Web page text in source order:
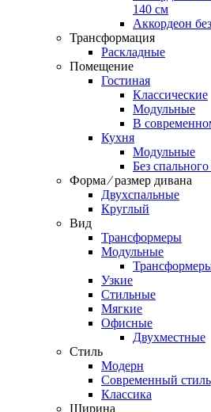
140 см
Аккордеон
Трансформация
Раскладные
Помещение
Гостиная
Классические
Модульные
В
Кухня
Модульные
Без спального
Форма ⁄ размер дивана
Двухспальные
Круглый
Вид
Трансформеры
Модульные
Узкие
Стильные
Мягкие
Офисные
Двухместные
Стиль
Модерн
Современный стиль
Классика
Ширина